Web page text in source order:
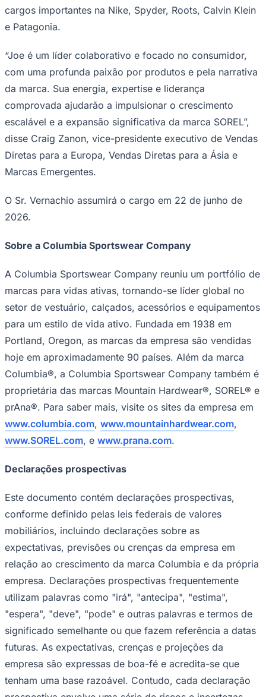
Agenda de Vestibulares
Vagas de Emprego
Concursos
Panorama Econômico
Panorama Econômico
Anuncie no Portal
Verificar EmpresaNovo
Anunciar Vagas Novo
NBA
UFC
MLB
Atletismo
Competições de Futebol
Brasileirão Série A
Paulistão
Copa do Brasil
Libertadores
Sul-Americana
Copa América
Champions League
Premier League
La Liga
Bundesliga
Mundial 2026
Times - Ir direto
cargos importantes na Nike, Spyder, Roots, Calvin Klein
e Patagonia.
“Joe é um líder colaborativo e focado no consumidor,
com uma profunda paixão por produtos e pela narrativa
da marca. Sua energia, expertise e liderança
comprovada ajudarão a impulsionar o crescimento
escalável e a expansão significativa da marca SOREL”,
disse Craig Zanon, vice-presidente executivo de Vendas
Diretas para a Europa, Vendas Diretas para a Ásia e
Marcas Emergentes.
O Sr. Vernachio assumirá o cargo em 22 de junho de
2026.
Sobre a Columbia Sportswear Company
A Columbia Sportswear Company reuniu um portfólio de
marcas para vidas ativas, tornando-se líder global no
setor de vestuário, calçados, acessórios e equipamentos
para um estilo de vida ativo. Fundada em 1938 em
Portland, Oregon, as marcas da empresa são vendidas
hoje em aproximadamente 90 países. Além da marca
Columbia®, a Columbia Sportswear Company também é
proprietária das marcas Mountain Hardwear®, SOREL® e
prAna®. Para saber mais, visite os sites da empresa em
www.columbia.com, www.mountainhardwear.com,
www.SOREL.com, e www.prana.com.
Declarações prospectivas
Este documento contém declarações prospectivas,
conforme definido pelas leis federais de valores
mobiliários, incluindo declarações sobre as
expectativas, previsões ou crenças da empresa em
relação ao crescimento da marca Columbia e da própria
empresa. Declarações prospectivas frequentemente
utilizam palavras como "irá", "antecipa", "estima",
"espera", "deve", "pode" e outras palavras e termos de
significado semelhante ou que fazem referência a datas
futuras. As expectativas, crenças e projeções da
empresa são expressas de boa-fé e acredita-se que
tenham uma base razoável. Contudo, cada declaração